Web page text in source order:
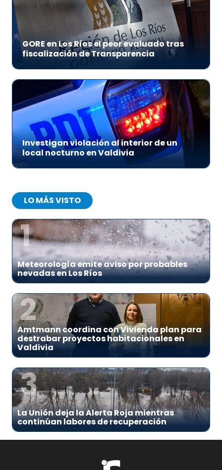
GORE en Los Ríos el peor evaluado tras
fiscalización de Transparencia
Investigan violación al interior de un
local nocturno en Valdivia
LO MÁS VISTO
1
Meteorología emite aviso por probables
nevadas en Los Ríos
2
Amtmann coordina con Vivienda plan para
destrabar proyectos habitacionales en
Valdivia
3
La Unión deja la Alerta Roja mientras
continúan labores de recuperación